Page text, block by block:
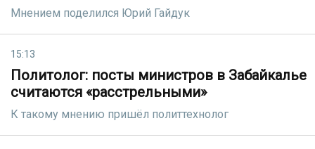
Мнением поделился Юрий Гайдук
15:13
Политолог: посты министров в Забайкалье
считаются «расстрельными»
К такому мнению пришёл политтехнолог